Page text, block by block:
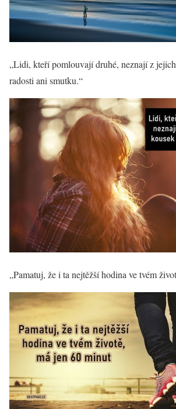
„Lidi, kteří pomlouvají druhé, neznají z
radosti ani smutku.“
„Pamatuj, že i ta nejtěžší hodina ve tvém